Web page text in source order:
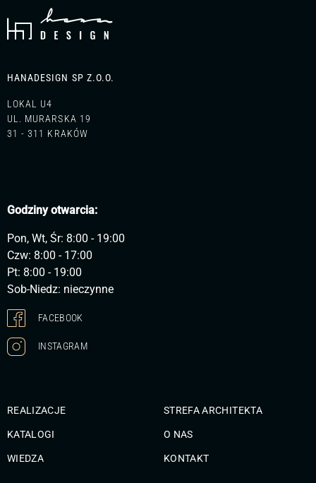
HANADESIGN SP Z.O.O.
LOKAL U4
UL. MURARSKA 19
31 - 311 KRAKÓW
Godziny otwarcia:
Pon, Wt, Śr: 8:00 - 19:00
Czw: 8:00 - 17:00
Pt: 8:00 - 19:00
Sob-Niedz: nieczynne
FACEBOOK
INSTAGRAM
REALIZACJE
KATALOGI
WIEDZA
STREFA ARCHITEKTA
O NAS
KONTAKT